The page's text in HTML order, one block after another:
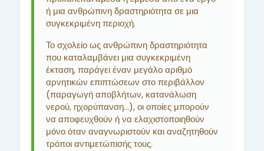
ή μια ανθρώπινη δραστηριότητα σε μια
συγκεκριμένη περιοχή.
Το σχολείο ως ανθρώπινη δραστηριότητα
που καταλαμβάνει μια συγκεκριμένη
έκταση, παράγει έναν μεγάλο αριθμό
αρνητικών επιπτώσεων στο περιβάλλον
(παραγωγή αποβλήτων, κατανάλωση
νερού, ηχορύπανση...), οι οποίες μπορούν
να αποφευχθούν ή να ελαχιστοποιηθούν
μόνο όταν αναγνωριστούν και αναζητηθούν
τρόποι αντιμετώπισής τους.